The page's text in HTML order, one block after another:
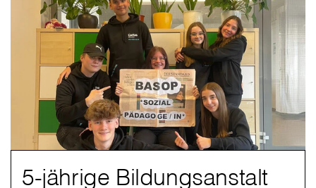
5-jährige Bildungsanstalt